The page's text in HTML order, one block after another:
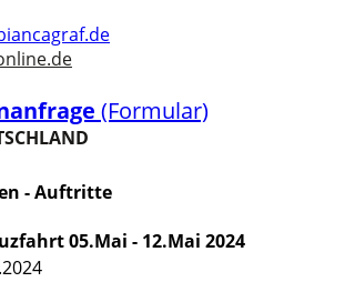
(Formular)
- Auftritte
05.Mai - 12.Mai 2024